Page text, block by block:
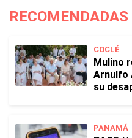
RECOMENDADAS
COCLÉ
Mulino
Arnulfo
su
PANAMÁ